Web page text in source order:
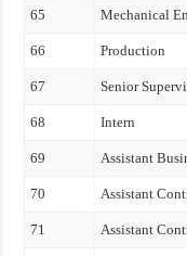
65 Mechanical
66 Production
67 Senior
68 Intern
69 Assistant
70 Assistant
71 Assistant